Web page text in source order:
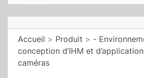
Accueil > Produit > -
conception d’IHM et
caméras